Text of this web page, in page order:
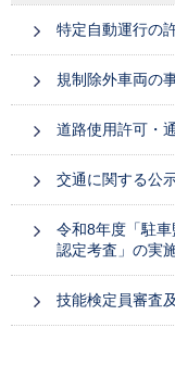
特定自動運行の
規制除外車両の
道路使用許可・
交通に関する公
令和8年度「駐
認定考査」の実
技能検定員審査